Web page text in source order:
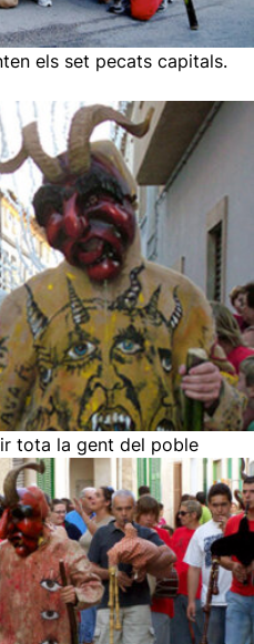
els set pecats capitals.
tota la gent del poble